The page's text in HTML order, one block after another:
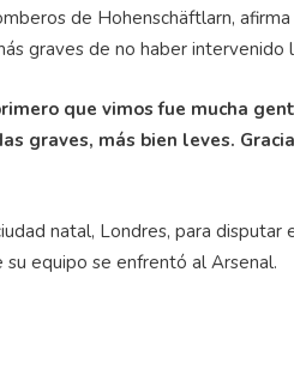
de Hohenschäftlarn,
graves de no haber intervenido
que vimos fue mucha
graves, más bien leves.
natal, Londres, para disputar
equipo se enfrentó al Arsenal.